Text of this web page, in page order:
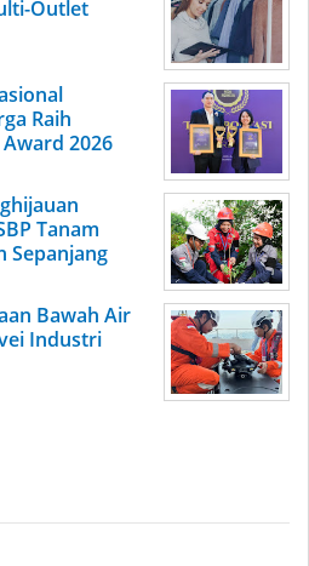
Outlet
Raih
2026
Tanam
Sepanjang
Bawah Air
Industri